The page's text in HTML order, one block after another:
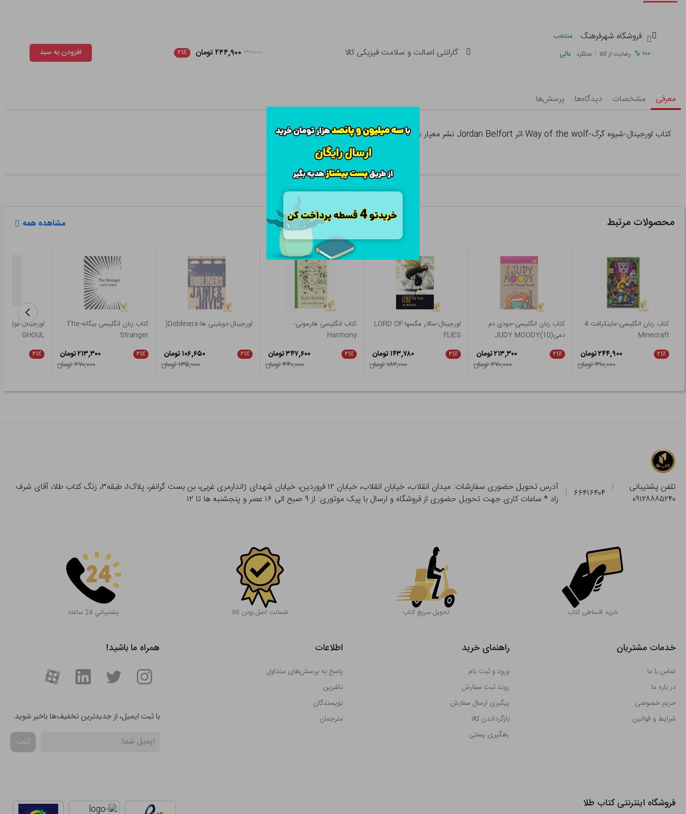
فروشگاه شهرفرهنگ
منتخب
۱۰۰ % رضایت از کالا | عملکرد عالی گارانتی اصالت و سلامت فیزیکی کالا ۳۱۰۰۰۰ ۲۴۴,۹۰۰ تومان ۲۱٪ افزودن به سبد
معرفی مشخصات دیدگاه‌ها پرسش‌ها
کتاب اورجینال-شیوه گرگ-Way of the wolf اثر Jordan Belfort نشر معیار علم
محصولات مرتبط مشاهده همه
کتاب زبان انگلیسی-ماینکرافت 4
Minecraft
۲۱٪
۲۴۴,۹۰۰ تومان
۳۱۰,۰۰۰ تومان
کتاب زبان انگلیسی-جودی دم
دمی(10)JUDY MOODY
۲۱٪
۲۱۳,۳۰۰ تومان
۲۷۰,۰۰۰ تومان
اورجینال-سالار مگسها-LORD OF
FLIES
۲۱٪
۱۴۳,۷۸۰ تومان
۱۸۲,۰۰۰ تومان
کتاب انگلیسی هارمونی-
Harmony
۲۱٪
۳۴۷,۶۰۰ تومان
۴۴۰,۰۰۰ تومان
اورجینال-دوبلینی ها-Dobliners(
۲۱٪
۱۰۶,۶۵۰ تومان
۱۳۵,۰۰۰ تومان
کتاب زبان انگلیسی بیگانه-The
Stranger
۲۱٪
۲۱۳,۳۰۰ تومان
۲۷۰,۰۰۰ تومان
GHOUL
۲۱٪
تلفن پشتیبانی
۰۹۱۲۸۸۸۵۲۴۰
۶۶۴۱۶۴۰۴
آدرس تحویل حضوری سفارشات: میدان انقلاب، خیابان انقلاب، خیابان ۱۲ فروردین، خیابان شهدای ژاندارمری غربی، بن بست گرانفر، پلاک۱، طبقه۳، زنگ کتاب طلا، آقای شرف
زاد * ساعات کاری جهت تحویل حضوری از فروشگاه و ارسال با پیک موتوری: از ۹ صبح الی ۱۶ عصر و پنجشنبه ها تا ۱۲
خرید اقساطی کتاب تحویل سریع کتاب
بصورت حضوری از آدرس تحویل حضوری سفارش خود را بدون هیچ هزینه ای تحویل بگیرید.
ضمانت اصل بودن کالا پشتيباني 24 ساعته
خدمات مشتریان
تماس با ما
در باره ما
حریم خصوصی
شرایط و قوانین
راهنمای خرید
ورود و ثبت نام
روند ثبت سفارش
پیگیری ارسال سفارش
بازگرداندن کالا
رهگیری پستی
اطلاعات
پاسخ به پرسش‌های متداول
ناشرین
نویسندگان
مترجمان
همراه ما باشید!
با ثبت ایمیل، از جدید‌ترین تخفیف‌ها با‌خبر شوید
ثبت
فروشگاه اینترنتی کتاب طلا